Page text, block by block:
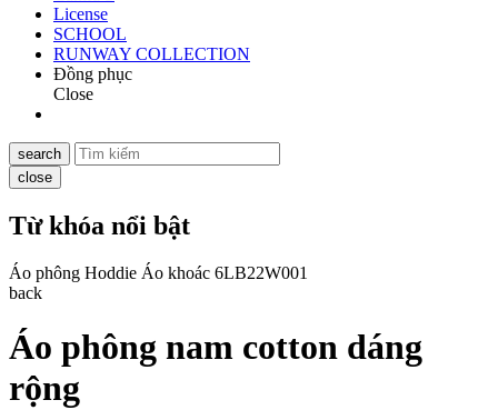
License
SCHOOL
RUNWAY COLLECTION
Đồng phục
Close
search
close
Từ khóa nổi bật
Áo phông Hoddie Áo khoác 6LB22W001
back
Áo phông nam cotton dáng
rộng